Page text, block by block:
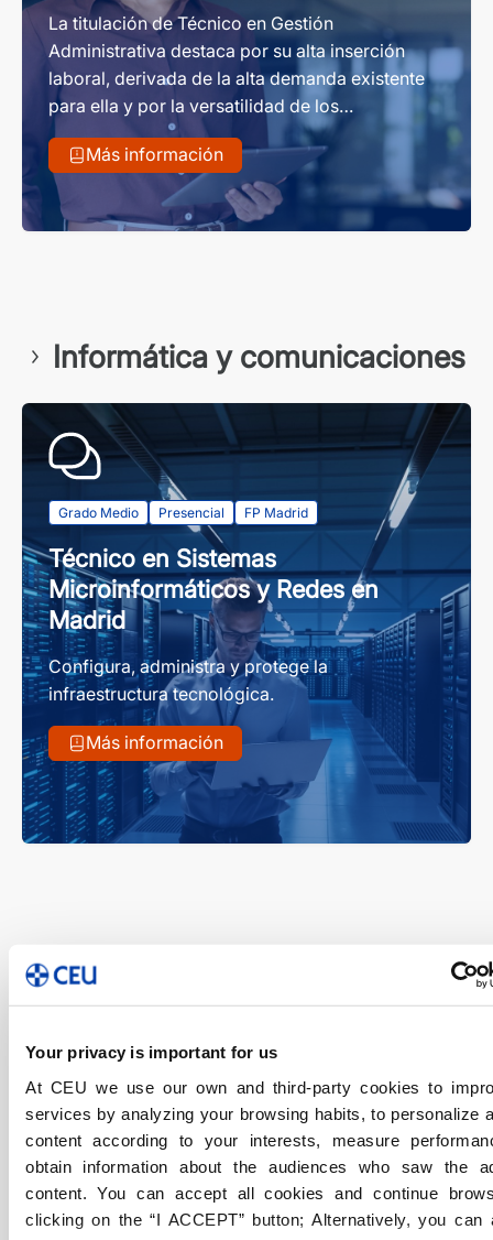
Your privacy is important for us
At CEU we use our own and third-party cookies to
services by analyzing your browsing habits, to personalize
content according to your interests, measure
obtain information about the audiences who saw the
content. You can accept all cookies and continue
clicking on the “I ACCEPT” button; Alternatively, you can
La titulación de Técnico en Gestión
Administrativa destaca por su alta inserción
laboral, derivada de la alta demanda existente
para ella y por la versatilidad de los
conocimientos adquiridos para su
implementación en cualquier tipo de empresa.
Más información
Informática y comunicaciones
Grado Medio Presencial FP Madrid
Técnico en Sistemas
Microinformáticos y Redes en
Madrid
Configura, administra y protege la
infraestructura tecnológica.
Más información
Sanidad
Grado Medio Presencial FP Madrid
Técnico en Cuidados Auxiliares de
Enfermería en Madrid